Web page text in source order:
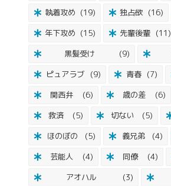
執着攻め (19) 独占欲 (16)
年下攻め (15) 先輩後輩 (11)
黒髪受け
(9)
ピュアラブ
(9) 青春 (7)
関西弁
(6) 歳の差 (6)
救済
(5) 切ない (5)
ほのぼの
(5) 義兄弟 (4)
芸能人
(4) 同僚 (4)
アオハル
(3)